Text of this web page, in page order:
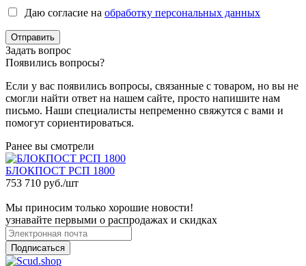
Даю согласие на обработку персональных данных
Отправить
Задать вопрос
Появились вопросы?
Если у вас появились вопросы, связанные с товаром, но вы не
смогли найти ответ на нашем сайте, просто напишите нам
письмо. Наши специалисты непременно свяжутся с вами и
помогут сориентироваться.
Ранее вы смотрели
БЛОКПОСТ РСП 1800
753 710 руб./шт
Мы приносим только хорошие новости!
узнавайте первыми о распродажах и скидках
Подписаться